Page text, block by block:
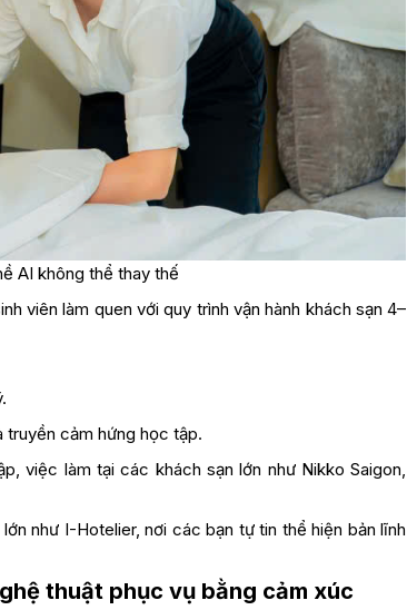
AI không thể thay thế
viên làm quen với quy trình vận hành khách sạn 4–
truyền cảm hứng học tập.
việc làm tại các khách sạn lớn như Nikko Saigon,
như I-Hotelier, nơi các bạn tự tin thể hiện bản lĩnh
thuật phục vụ bằng cảm xúc